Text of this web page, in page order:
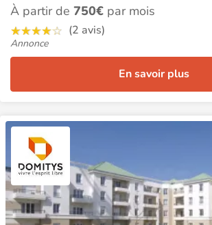
À partir de 750€ par mois
(2 avis)
Annonce
En savoir plus